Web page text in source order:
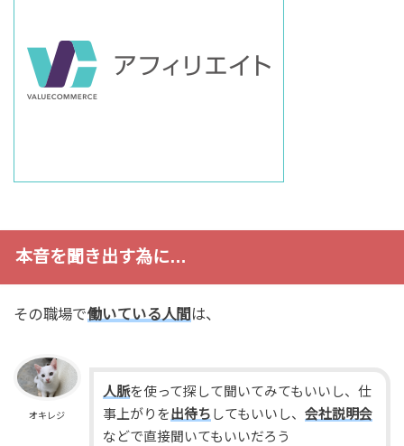
本音を聞き出す為に…
その職場で働いている人間 は、
オキレジ
人脈を使って探して聞いてみてもいいし、仕
事上がりを出待ち してもいいし、 会社説明会
などで直接聞いてもいいだろう